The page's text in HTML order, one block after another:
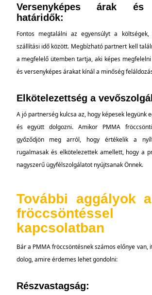
Versenyképes árak és
határidők:
Fontos megtalálni az egyensúlyt a
szállítási idő között. Megbízható partnert kell
a megfelelő ütemben tartja, aki képes
és versenyképes árakat kínál a minőség
Elkötelezettség a
A jó partnerség kulcsa az, hogy képesek legyünk
és együtt dolgozni. Amikor PMMA
győződjön meg arról, hogy értékelik a
rugalmasak és elkötelezettek amellett, hogy a
nagyszerű ügyfélszolgálatot nyújtsanak Önnek.
További aggályok
fröccsöntéssel
kapcsolatban
Bár a PMMA fröccsöntésnek számos előnye van,
dolog, amire érdemes lehet gondolni:
Részvastagság: